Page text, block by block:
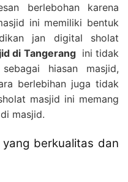
berlebohan karena
ini memiliki bentuk
jan digital sholat
di Tangerang ini tidak
hiasan masjid,
berlebihan juga tidak
masjid ini memang
masjid.
berkualitas dan